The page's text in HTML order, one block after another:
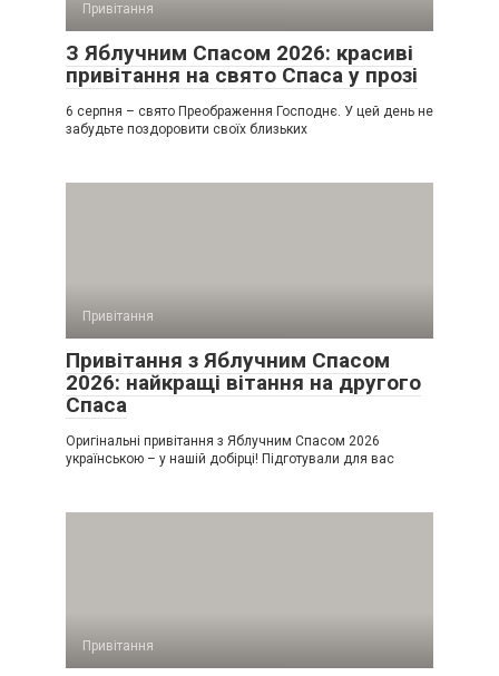
Привітання
З Яблучним Спасом 2026: красиві
привітання на свято Спаса у прозі
6 серпня – свято Преображення Господнє. У цей день не
забудьте поздоровити своїх близьких
Привітання
Привітання з Яблучним Спасом
2026: найкращі вітання на другого
Спаса
Оригінальні привітання з Яблучним Спасом 2026
українською – у нашій добірці! Підготували для вас
Привітання